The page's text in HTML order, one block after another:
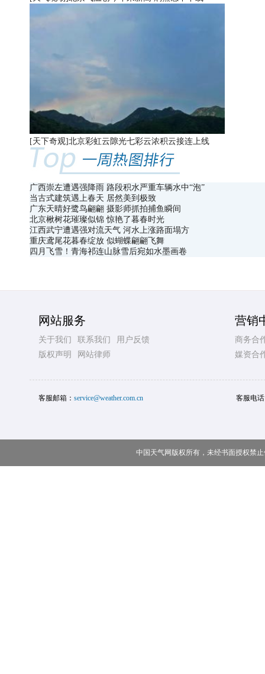
[天下奇观]北京彩虹云隙光七彩云浓积云接连上线
广西崇左遭遇强降雨 路段积水严重车辆水中“泡”​
当古式建筑遇上春天 居然美到极致
广东天晴好鹭鸟翩翩 摄影师抓拍捕鱼瞬间
北京楸树花璀璨似锦 惊艳了暮春时光
江西武宁遭遇强对流天气 河水上涨路面塌方
重庆鸢尾花暮春绽放 似蝴蝶翩翩飞舞
四月飞雪！青海祁连山脉雪后宛如水墨画卷
网站服务
关于我们 联系我们
用户反馈
版权声明
网站律师
营销
商务合
媒资合
客服邮箱： service@weather.com.cn 客服电
中国天气网版权所有，未经书面授权